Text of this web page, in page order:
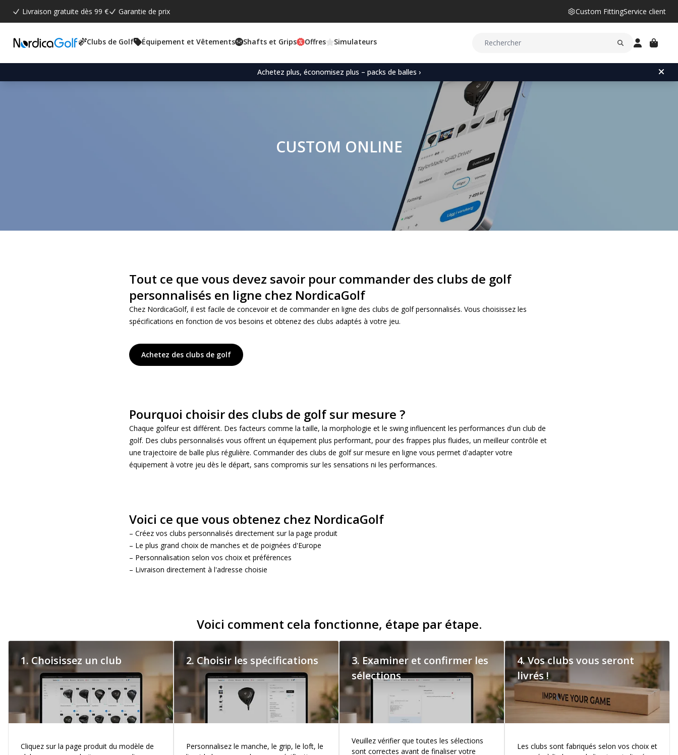
Livraison gratuite dès 99 € Garantie de prix Custom FittingService client
Clubs de Golf Équipement et Vêtements Shafts et Grips Offres Simulateurs
Achetez plus, économisez plus – packs de balles ›
CUSTOM ONLINE
Tout ce que vous devez savoir pour commander des clubs de golf
personnalisés en ligne chez NordicaGolf
Chez NordicaGolf, il est facile de concevoir et de commander en ligne des clubs de golf personnalisés. Vous choisissez les
spécifications en fonction de vos besoins et obtenez des clubs adaptés à votre jeu.
Achetez des clubs de golf
Pourquoi choisir des clubs de golf sur mesure ?
Chaque golfeur est différent. Des facteurs comme la taille, la morphologie et le swing influencent les performances d'un club de
golf. Des clubs personnalisés vous offrent un équipement plus performant, pour des frappes plus fluides, un meilleur contrôle et
une trajectoire de balle plus régulière. Commander des clubs de golf sur mesure en ligne vous permet d'adapter votre
équipement à votre jeu dès le départ, sans compromis sur les sensations ni les performances.
Voici ce que vous obtenez chez NordicaGolf
– Créez vos clubs personnalisés directement sur la page produit
– Le plus grand choix de manches et de poignées d'Europe
– Personnalisation selon vos choix et préférences
– Livraison directement à l'adresse choisie
Voici comment cela fonctionne, étape par étape.
1. Choisissez un club
Cliquez sur la page produit du modèle de
2. Choisir les spécifications
Personnalisez le manche, le grip, le loft, le
3. Examiner et confirmer les
sélections
Veuillez vérifier que toutes les sélections
sont correctes avant de finaliser votre
4. Vos clubs vous seront
livrés !
Les clubs sont fabriqués selon vos choix et